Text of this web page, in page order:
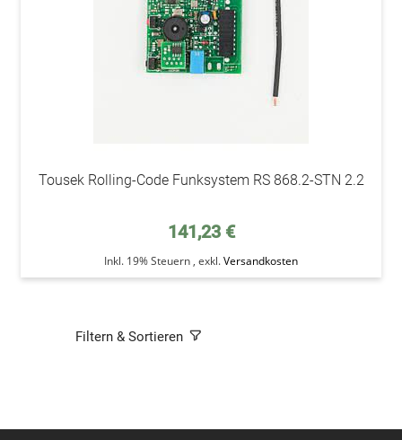
Tousek Rolling-Code Funksystem RS 868.2-STN 2.2
141,23 €
Inkl. 19% Steuern , exkl.Versandkosten
Filtern & Sortieren